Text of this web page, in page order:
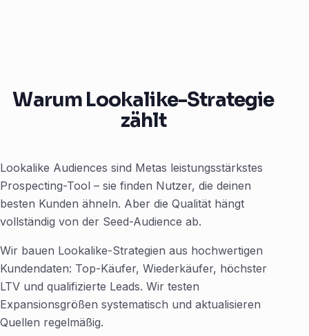
Warum Lookalike-Strategie
zählt
Lookalike Audiences sind Metas leistungsstärkstes
Prospecting-Tool – sie finden Nutzer, die deinen
besten Kunden ähneln. Aber die Qualität hängt
vollständig von der Seed-Audience ab.
Wir bauen Lookalike-Strategien aus hochwertigen
Kundendaten: Top-Käufer, Wiederkäufer, höchster
LTV und qualifizierte Leads. Wir testen
Expansionsgrößen systematisch und aktualisieren
Quellen regelmäßig.